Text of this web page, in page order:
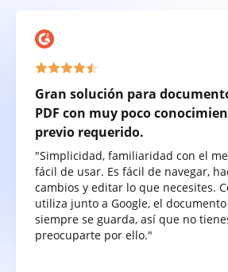
Gran solución para
PDF con muy poco
previo requerido.
"Simplicidad, familiaridad con el
fácil de usar. Es fácil de navegar,
cambios y editar lo que necesites.
utiliza junto a Google, el documento
siempre se guarda, así que no
preocuparte por ello."